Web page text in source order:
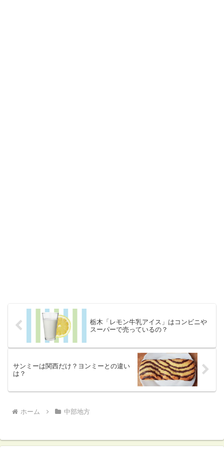
栃木「レモン牛乳アイス」はコンビニや
スーパーで売っているの？
サンミーは関西だけ？ヨンミーとの違い
は？
ホーム 中部地方